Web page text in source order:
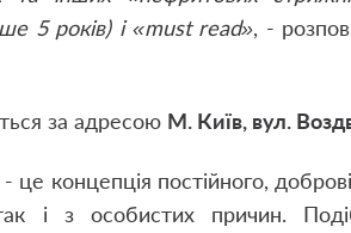
5 років) і «must read», -
за адресою М. Київ, вул.
це концепція постійного,
і з особистих причин.